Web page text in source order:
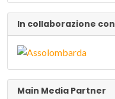
In collaborazione con
Main Media Partner